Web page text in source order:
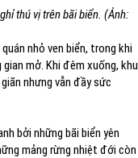
thú vị trên bãi biển. (Ảnh:
nhỏ ven biển, trong khi
mở. Khi đêm xuống, khu
nhưng vẫn đầy sức
bởi những bãi biển yên
mảng rừng nhiệt đới còn